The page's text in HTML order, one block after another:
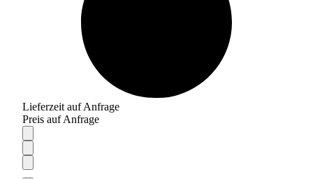
Lieferzeit auf Anfrage
Preis auf Anfrage